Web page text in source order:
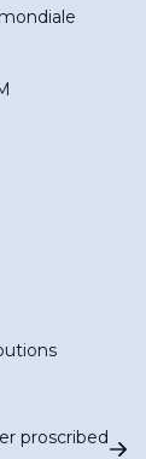
proscribed